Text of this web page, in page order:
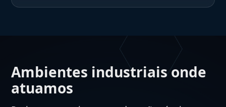
Ambientes industriais onde
atuamos